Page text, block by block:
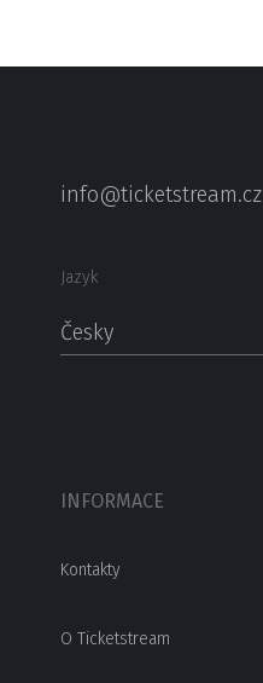
info@ticketstream.cz
Jazyk
Česky
INFORMACE
Kontakty
O Ticketstream